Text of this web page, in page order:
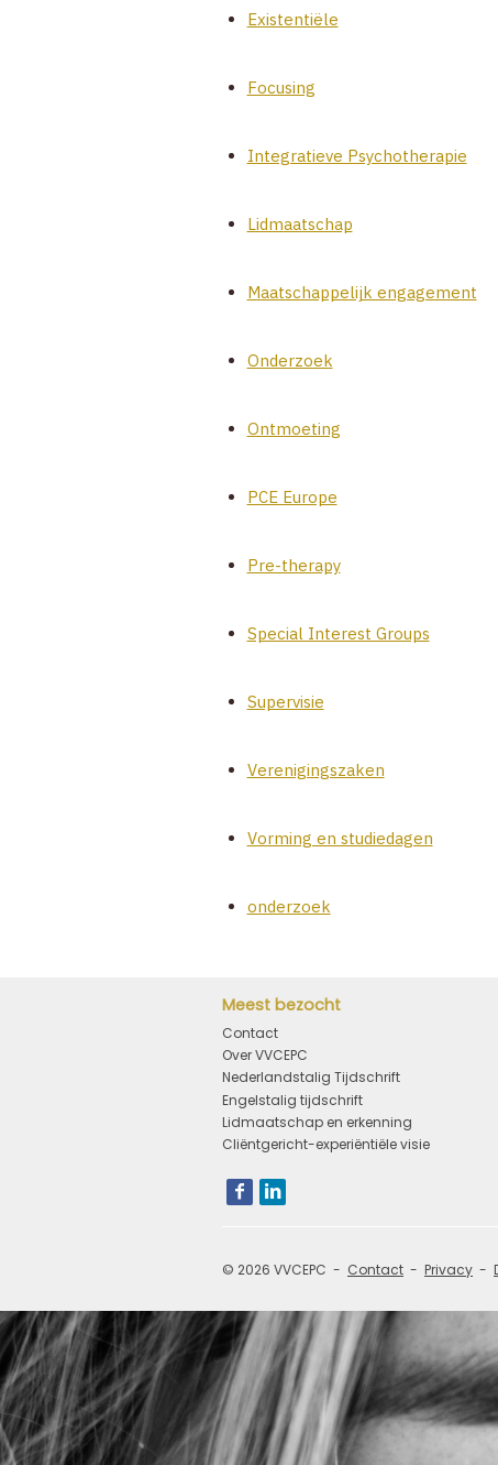
Existentiële
Focusing
Integratieve Psychotherapie
Lidmaatschap
Maatschappelijk engagement
Onderzoek
Ontmoeting
PCE Europe
Pre-therapy
Special Interest Groups
Supervisie
Verenigingszaken
Vorming en studiedagen
onderzoek
Meest bezocht
Contact
Over VVCEPC
Nederlandstalig Tijdschrift
Engelstalig tijdschrift
Lidmaatschap en erkenning
Cliëntgericht-experiëntiële visie
Bezoek
onze
© 2026 VVCEPC
Contact Privacy